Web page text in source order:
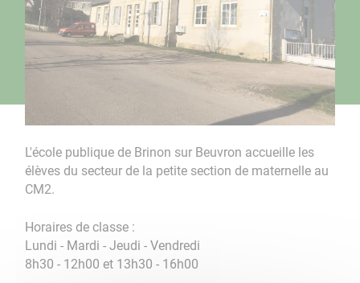
L'école publique de Brinon sur Beuvron accueille les
élèves du secteur de la petite section de maternelle au
CM2.
Horaires de classe :
Lundi - Mardi - Jeudi - Vendredi
8h30 - 12h00 et 13h30 - 16h00